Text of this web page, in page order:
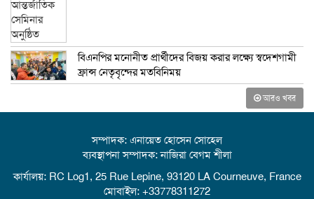
বিএনপির মনোনীত প্রার্থীদের বিজয় করার লক্ষ্যে স্বদেশগামী
ফ্রান্স নেতৃবৃন্দের মতবিনিময়
আরও খবর
সম্পাদক: এনায়েত হোসেন সোহেল
ব্যবস্থাপনা সম্পাদক: নাজিরা বেগম শীলা
কার্যালয়: RC Log1, 25 Rue Lepine, 93120 LA Courneuve, France
মোবাইল: +33778311272